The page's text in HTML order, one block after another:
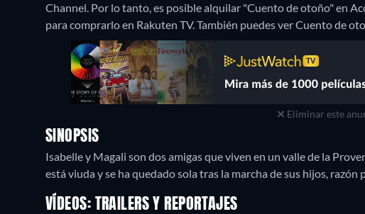
Channel. Por lo tanto, es posible alquilar "Cuento de otoño" en
para comprarlo en Rakuten TV.También puedes ver Cuento de
Eliminar este
SINOPSIS
Isabelle y Magali son dos amigas que viven en un valle de la
está viuda y se ha quedado sola tras la marcha de sus hijos,
VÍDEOS: TRAILERS Y REPORTAJES